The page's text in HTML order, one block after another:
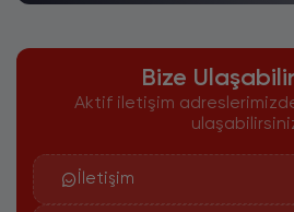
Bize
Aktif iletişim
İletişim